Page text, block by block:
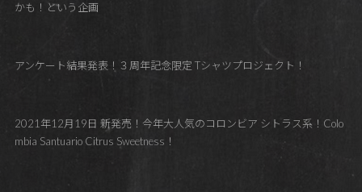
かも！という企画
アンケート結果発表！３周年記念限定 Tシャツプロジェクト！
2021年12月19日 新発売！今年大人気のコロンビア シトラス系！Colo
mbia Santuario Citrus Sweetness！